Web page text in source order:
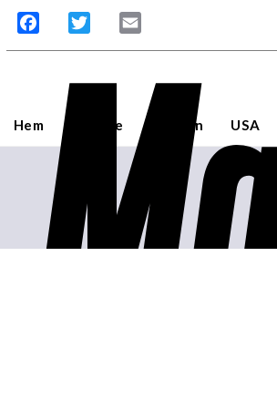
Facebook Twitter
Hem Sverige Världen USA